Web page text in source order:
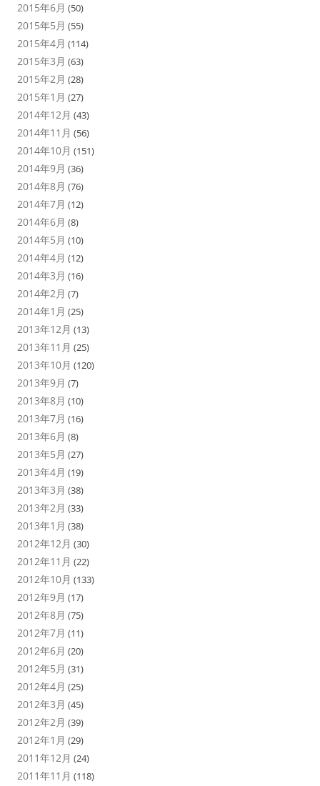
2015年6月 (50)
2015年5月 (55)
2015年4月 (114)
2015年3月 (63)
2015年2月 (28)
2015年1月 (27)
2014年12月 (43)
2014年11月 (56)
2014年10月 (151)
2014年9月 (36)
2014年8月 (76)
2014年7月 (12)
2014年6月 (8)
2014年5月 (10)
2014年4月 (12)
2014年3月 (16)
2014年2月 (7)
2014年1月 (25)
2013年12月 (13)
2013年11月 (25)
2013年10月 (120)
2013年9月 (7)
2013年8月 (10)
2013年7月 (16)
2013年6月 (8)
2013年5月 (27)
2013年4月 (19)
2013年3月 (38)
2013年2月 (33)
2013年1月 (38)
2012年12月 (30)
2012年11月 (22)
2012年10月 (133)
2012年9月 (17)
2012年8月 (75)
2012年7月 (11)
2012年6月 (20)
2012年5月 (31)
2012年4月 (25)
2012年3月 (45)
2012年2月 (39)
2012年1月 (29)
2011年12月 (24)
2011年11月 (118)